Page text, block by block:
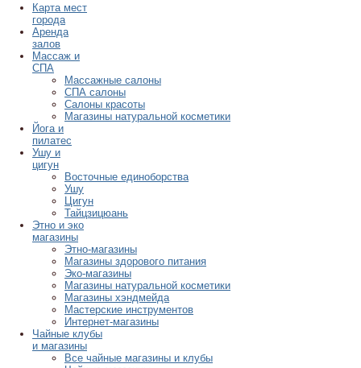
Карта мест
города
Аренда
залов
Массаж и
СПА
Массажные салоны
СПА салоны
Салоны красоты
Магазины натуральной косметики
Йога и
пилатес
Ушу и
цигун
Восточные единоборства
Ушу
Цигун
Тайцзицюань
Этно и эко
магазины
Этно-магазины
Магазины здорового питания
Эко-магазины
Магазины натуральной косметики
Магазины хэндмейда
Мастерские инструментов
Интернет-магазины
Чайные клубы
и магазины
Все чайные магазины и клубы